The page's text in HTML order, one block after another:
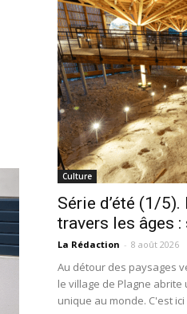
Culture
Série d’été (1/
travers les âges :
La Rédaction - 8 août 2026
Au détour des paysages
le village de Plagne
unique au monde. C'est